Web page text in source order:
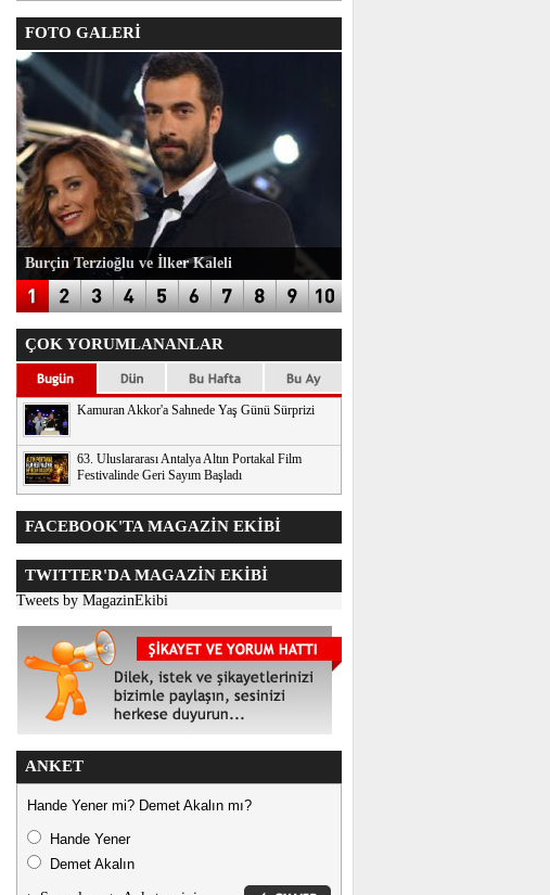
FOTO GALERİ
Burçin Terzioğlu ve İlker Kaleli
ÇOK YORUMLANANLAR
Kamuran Akkor'a Sahnede Yaş Günü Sürprizi
63. Uluslararası Antalya Altın Portakal Film
Festivalinde Geri Sayım Başladı
FACEBOOK'TA MAGAZİN EKİBİ
TWITTER'DA MAGAZİN EKİBİ
Tweets by MagazinEkibi
ANKET
Hande Yener mi? Demet Akalın mı?
Hande Yener
Demet Akalın